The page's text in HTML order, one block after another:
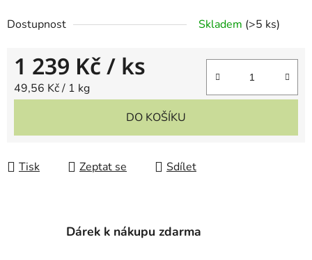
Dostupnost Skladem (>5 ks)
1 239 Kč/ ks
Měrná cena:
49,56 Kč / 1 kg
DO KOŠÍKU
Tisk Zeptat se Sdílet
Dárek k nákupu zdarma